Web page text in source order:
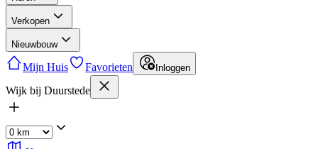
Verkopen
Nieuwbouw
Mijn Huis Favorieten Inloggen
Wijk bij Duurstede